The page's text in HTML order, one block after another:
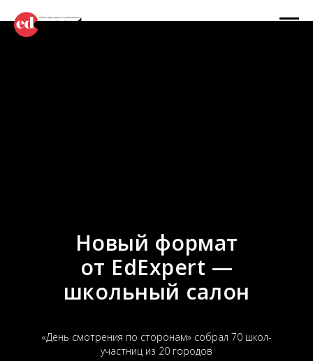
Новый формат
от EdExpert —
школьный салон
«День смотрения по сторонам» собрал 70 школ-
участниц из 20 городов